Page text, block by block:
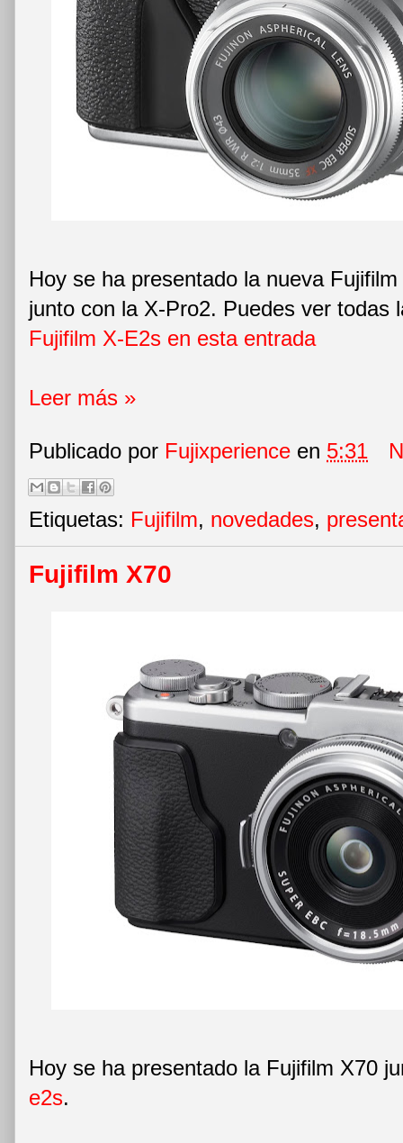
Hoy se ha presentado la nueva
junto con la X-Pro2. Puedes ver todas
Fujifilm X-E2s en esta entrada
Leer más »
Publicado por Fujixperience en 5:31
Etiquetas: Fujifilm, novedades,
Fujifilm X70
Hoy se ha presentado la Fujifilm X70
e2s.